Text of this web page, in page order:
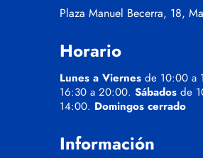
Plaza Manuel Becerra, 18,
Horario
Lunes a Viernes de 10:00 a
16:30 a 20:00. Sábados de
14:00. Domingos cerrado
Información